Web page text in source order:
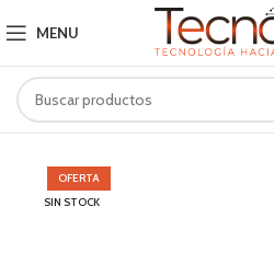
MENU
OFERTA
SIN STOCK